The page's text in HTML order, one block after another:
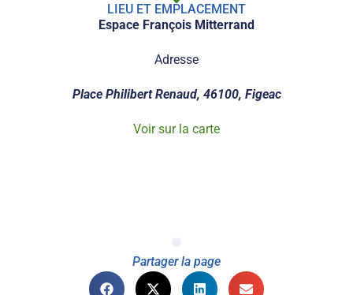
LIEU ET EMPLACEMENT
Espace François Mitterrand
Adresse
Place Philibert Renaud, 46100, Figeac
Voir sur la carte
Partager la page